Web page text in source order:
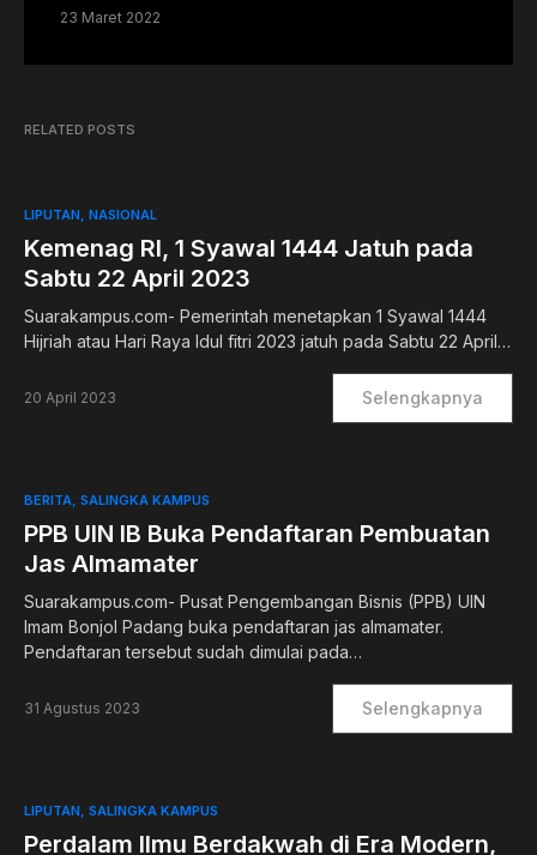
23 Maret 2022
RELATED POSTS
LIPUTAN NASIONAL
Kemenag RI, 1 Syawal 1444 Jatuh pada
Sabtu 22 April 2023
Suarakampus.com- Pemerintah menetapkan 1 Syawal 1444
Hijriah atau Hari Raya Idul fitri 2023 jatuh pada Sabtu 22 April…
20 April 2023 Selengkapnya
BERITA SALINGKA KAMPUS
PPB UIN IB Buka Pendaftaran Pembuatan
Jas Almamater
Suarakampus.com- Pusat Pengembangan Bisnis (PPB) UIN
Imam Bonjol Padang buka pendaftaran jas almamater.
Pendaftaran tersebut sudah dimulai pada…
31 Agustus 2023 Selengkapnya
LIPUTAN SALINGKA KAMPUS
Perdalam Ilmu Berdakwah di Era Modern,